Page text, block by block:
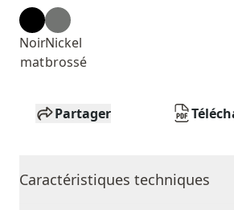
Noir
mat
Nickel
brossé
Partager
Caractéristiques techniques